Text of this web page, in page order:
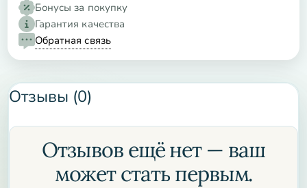
Бонусы за покупку
Гарантия качества
Обратная связь
Отзывы (0)
Отзывов ещё нет — ваш
может стать первым.